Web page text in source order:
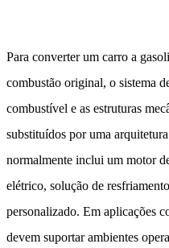
Para converter um carro a
combustão original, o sistema
combustível e as estruturas
substituídos por uma
normalmente inclui um motor
elétrico, solução de
personalizado. Em aplicações
devem suportar ambientes